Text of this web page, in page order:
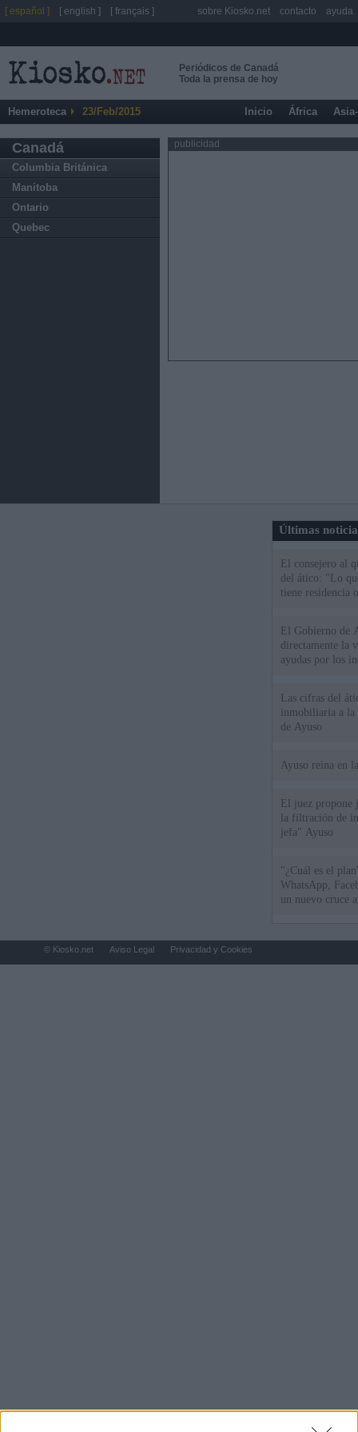
Periódicos de Canadá
Toda la prensa de hoy
Hemeroteca 23/Feb/2015 Inicio África
Canadá
Columbia Británica
Manitoba
Ontario
Quebec
publicidad
Últimas
El consejero al
del ático: "Lo
tiene residencia
El Gobierno de
directamente la
ayudas por los
Las cifras del
inmobiliaria a la
de Ayuso
Ayuso reina en
El juez propone
la filtración de
jefa" Ayuso
"¿Cuál es el
WhatsApp,
un nuevo cruce
[ español ] [ english ] [ français ] sobre Kiosko.net contacto ayuda
© Kiosko.net Aviso Legal Privacidad y Cookies